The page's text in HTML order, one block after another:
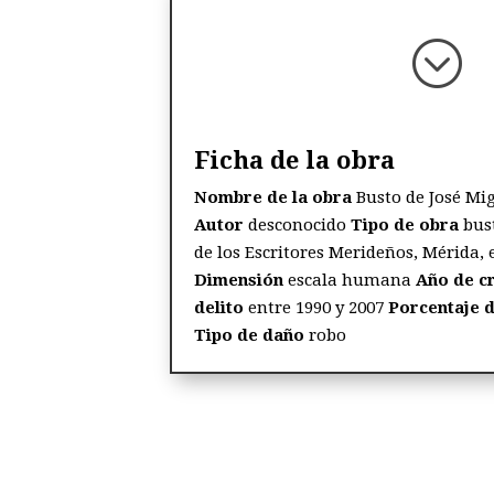
;
Ficha de la obra
Nombre de la obraBusto de José
AutordesconocidoTipo de obra
de los Escritores Merideños, Mérida,
Dimensión escala humanaAño de
delitoentre 1990 y 2007Porcentaje
Tipo de dañorobo